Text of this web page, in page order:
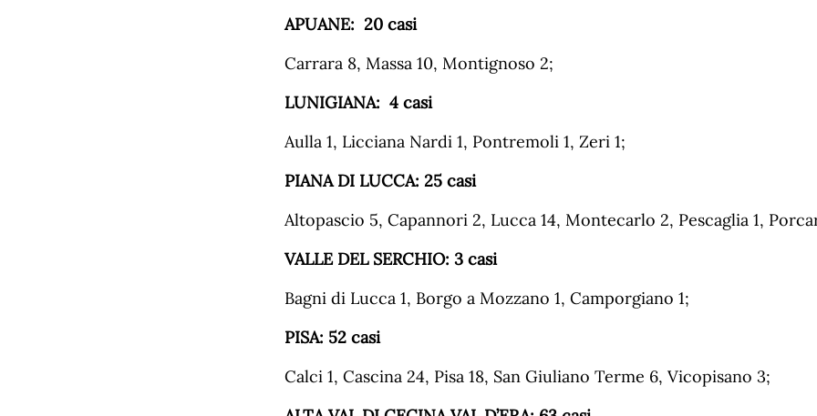
APUANE: 20 casi
Carrara 8, Massa 10, Montignoso 2;
LUNIGIANA: 4 casi
Aulla 1, Licciana Nardi 1, Pontremoli 1, Zeri 1;
PIANA DI LUCCA: 25 casi
Altopascio 5, Capannori 2, Lucca 14, Montecarlo 2, Pescaglia 1,
VALLE DEL SERCHIO: 3 casi
Bagni di Lucca 1, Borgo a Mozzano 1, Camporgiano 1;
PISA: 52 casi
Calci 1, Cascina 24, Pisa 18, San Giuliano Terme 6, Vicopisano 3;